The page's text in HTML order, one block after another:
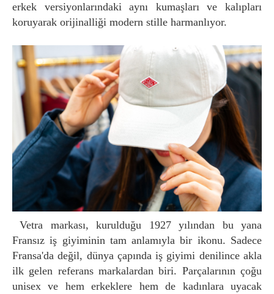
erkek versiyonlarındaki aynı kumaşları ve kalıpları
koruyarak orijinalliği modern stille harmanlıyor.
Vetra markası, kurulduğu 1927 yılından bu yana
Fransız iş giyiminin tam anlamıyla bir ikonu. Sadece
Fransa'da değil, dünya çapında iş giyimi denilince akla
ilk gelen referans markalardan biri. Parçalarının çoğu
unisex ve hem erkeklere hem de kadınlara uyacak